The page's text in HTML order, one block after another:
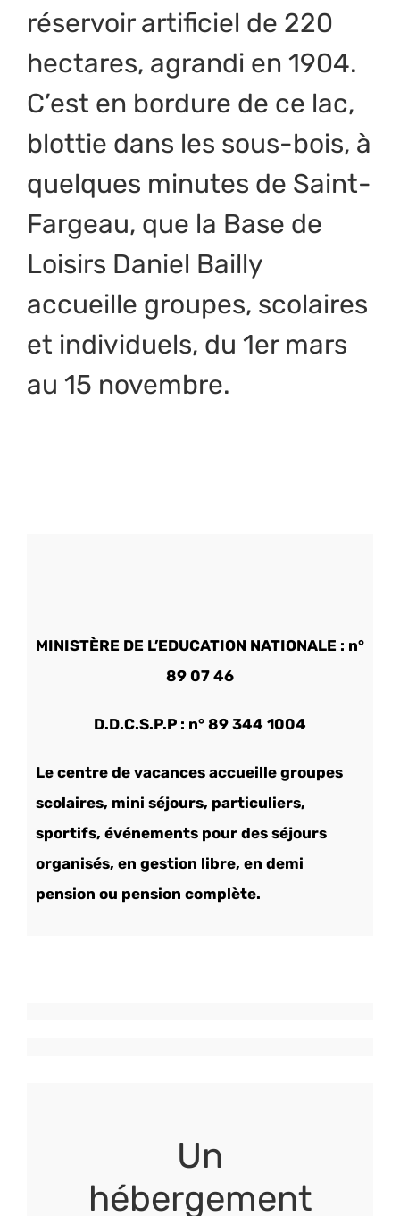
réservoir artificiel de 220
hectares, agrandi en 1904.
C’est en bordure de ce lac,
blottie dans les sous-bois, à
quelques minutes de Saint-
Fargeau, que la Base de
Loisirs Daniel Bailly
accueille groupes, scolaires
et individuels, du 1er mars
au 15 novembre.
MINISTÈRE DE L’EDUCATION NATIONALE : n°
89 07 46
D.D.C.S.P.P : n° 89 344 1004
Le centre de vacances accueille groupes
scolaires, mini séjours, particuliers,
sportifs, événements pour des séjours
organisés, en gestion libre, en demi
pension ou pension complète.
Un
hébergement